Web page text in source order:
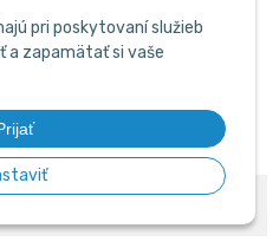
pri poskytovaní služieb
a zapamätať si vaše
SHOP
shop Pohoda ConnectorbyNextCom